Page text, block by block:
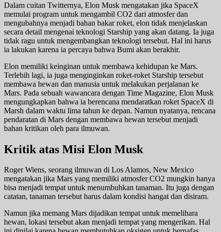
Dalam cuitan Twitternya, Elon Musk mengatakan jika SpaceX
memulai program untuk mengambil CO2 dari atmosfer dan
mengubahnya menjadi bahan bakar roket, elon tidak menjelaskan
secara detail mengenai teknologi Starship yang akan datang. Ia juga
tidak ragu untuk mengembangkan teknologi tersebut. Hal ini harus
ia lakukan karena ia percaya bahwa Bumi akan berakhir.
Elon memiliki keinginan untuk membawa kehidupan ke Mars.
Terlebih lagi, ia juga menginginkan roket-roket Starship tersebut
membawa hewan dan manusia untuk melakukan perjalanan ke
Mars. Pada sebuah wawancara dengan Time Magazine, Elon Musk
mengungkapkan bahwa ia berencana mendaratkan roket SpaceX di
Marsh dalam waktu lima tahun ke depan. Namun nyatanya, rencana
pendaratan di Mars dengan membawa hewan tersebut menjadi
bahan kritikan oleh para ilmuwan.
Kritik atas Misi Elon Musk
Roger Wiens, seorang ilmuwan di Los Alamos, New Mexico
mengatakan jika Mars yang memiliki atmosfer CO2 mungkin hanya
bisa menjadi tempat untuk menumbuhkan tanaman. Itu juga dengan
catatan, tanaman tersebut harus dalam kondisi hangat dan disiram.
Namun jika memang Mars dijadikan tempat untuk memelihara
hewan, lokasi tersebut akan menjadi tempat yang mengerikan. Hal